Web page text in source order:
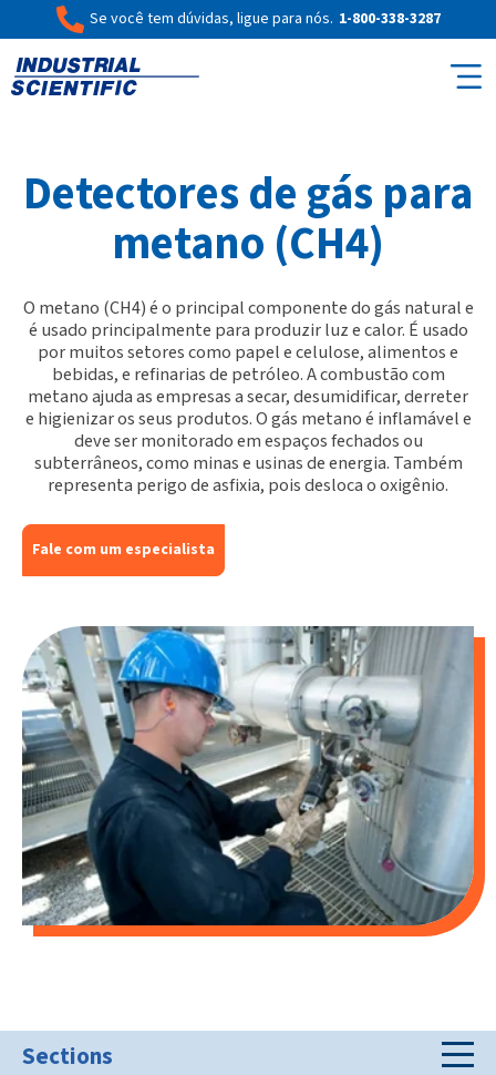
Se você tem dúvidas, ligue para nós. 1-800-338-3287
Detectores de gás para
metano (CH4)
O metano (CH4) é o principal componente do gás natural e
é usado principalmente para produzir luz e calor. É usado
por muitos setores como papel e celulose, alimentos e
bebidas, e refinarias de petróleo. A combustão com
metano ajuda as empresas a secar, desumidificar, derreter
e higienizar os seus produtos. O gás metano é inflamável e
deve ser monitorado em espaços fechados ou
subterrâneos, como minas e usinas de energia. Também
representa perigo de asfixia, pois desloca o oxigênio.
Fale com um especialista
Sections